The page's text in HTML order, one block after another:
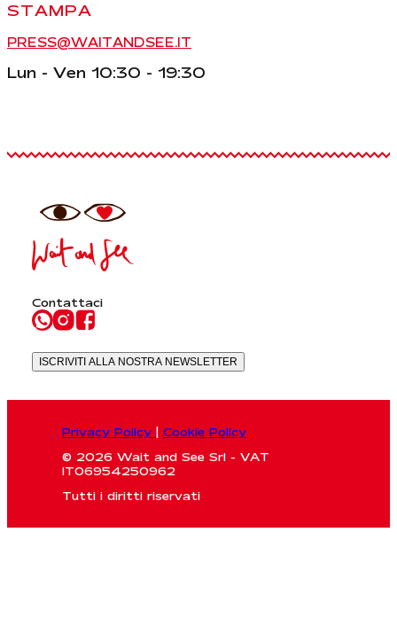
STAMPA
PRESS@WAITANDSEE.IT
Lun - Ven 10:30 - 19:30
Contattaci
ISCRIVITI ALLA NOSTRA NEWSLETTER
Privacy Policy
Cookie Policy
© 2026 Wait and See Srl - VAT
IT06954250962
Tutti i diritti riservati